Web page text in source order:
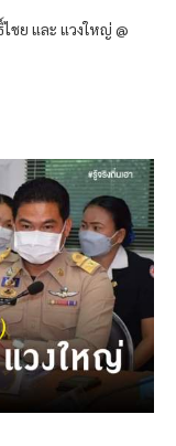
ชย และ แวงใหญ่ @